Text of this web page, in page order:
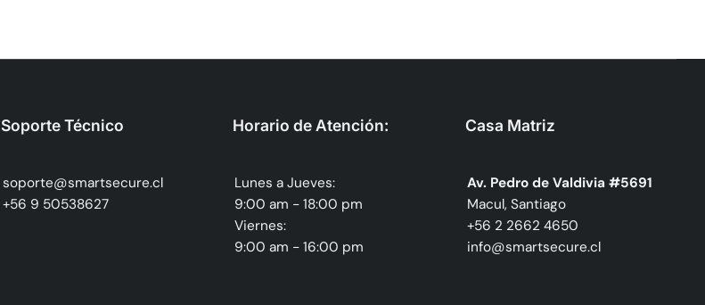
Soporte Técnico
soporte@smartsecure.cl
+56 9 50538627
Horario de Atención:
Lunes a Jueves:
9:00 am - 18:00 pm
Viernes:
9:00 am - 16:00 pm
Casa Matriz
Av. Pedro de Valdivia #5691
Macul, Santiago
+56 2 2662 4650
info@smartsecure.cl